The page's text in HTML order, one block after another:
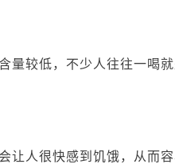
量较低，不少人往往一喝
让人很快感到饥饿，从而